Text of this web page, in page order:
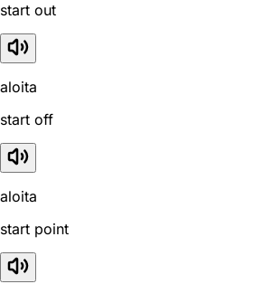
start out
aloita
start off
aloita
start point